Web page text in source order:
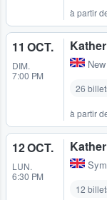
à partir
11 OCT.
DIM.
7:00 PM
26
à partir
12 OCT.
LUN.
6:30 PM
12